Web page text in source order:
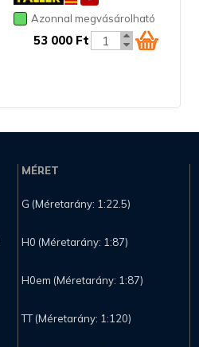
Azonnal megvásárolható
53 000 Ft
MÉRET
G (Méretarány: 1:22.5)
H0 (Méretarány: 1:87)
H0em (Méretarány: 1:87)
TT (Méretarány: 1:120)